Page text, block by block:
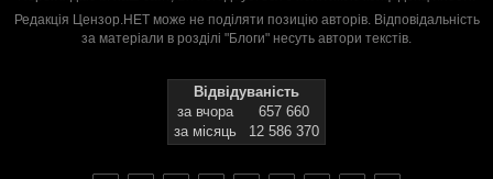
Редакція Цензор.НЕТ може не поділяти позицію авторів. Відповідальність
за матеріали в розділі "Блоги" несуть автори текстів.
Відвідуваність
за вчора
657 660
за місяць
12 586 370